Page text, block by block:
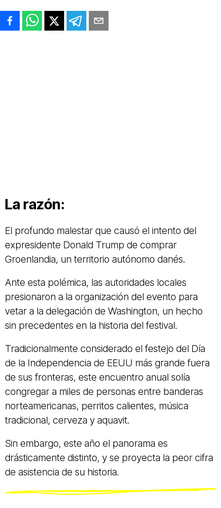
La razón:
El profundo malestar que causó el intento del
expresidente Donald Trump de comprar
Groenlandia, un territorio autónomo danés.
Ante esta polémica, las autoridades locales
presionaron a la organización del evento para
vetar a la delegación de Washington, un hecho
sin precedentes en la historia del festival.
Tradicionalmente considerado el festejo del Día
de la Independencia de EEUU más grande fuera
de sus fronteras, este encuentro anual solía
congregar a miles de personas entre banderas
norteamericanas, perritos calientes, música
tradicional, cerveza y aquavit.
Sin embargo, este año el panorama es
drásticamente distinto, y se proyecta la peor cifra
de asistencia de su historia.